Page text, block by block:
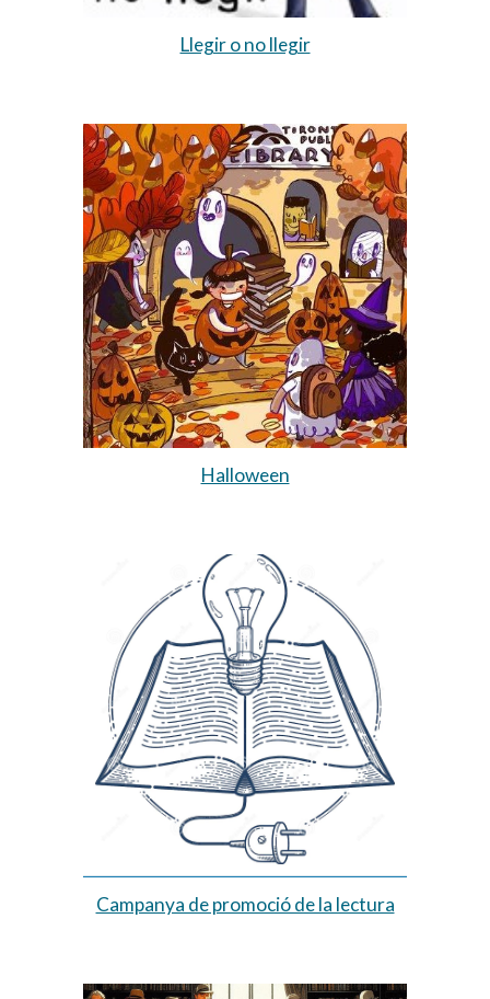
Llegir o no llegir
Halloween
Campanya de promoció de la lectura